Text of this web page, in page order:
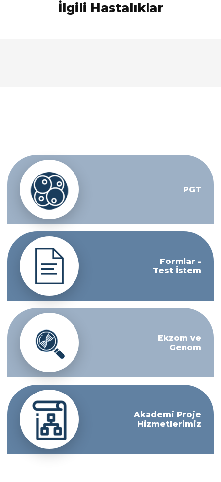
İlgili Hastalıklar
PGT
Formlar -
Test İstem
Ekzom ve
Genom
Akademi Proje
Hizmetlerimiz